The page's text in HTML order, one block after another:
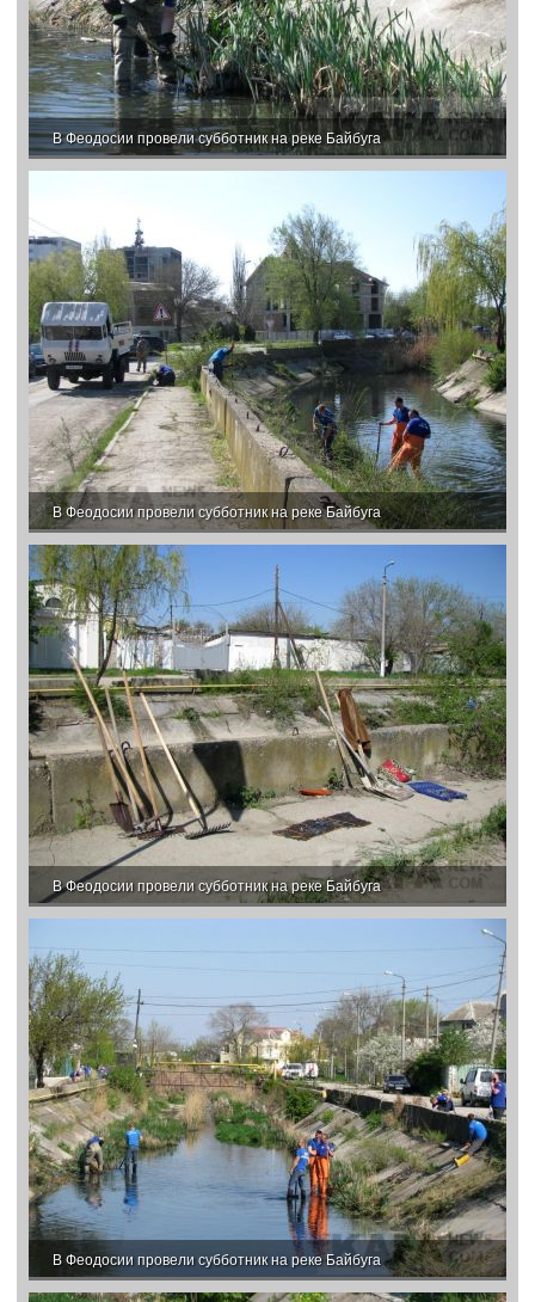
В Феодосии провели субботник на реке Байбуга
В Феодосии провели субботник на реке Байбуга
В Феодосии провели субботник на реке Байбуга
В Феодосии провели субботник на реке Байбуга